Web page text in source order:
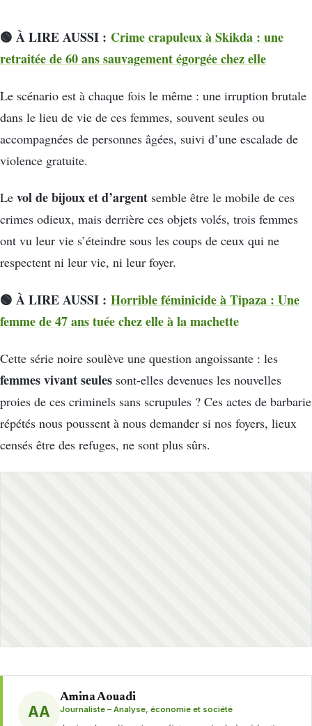
🟢 À LIRE AUSSI : Crime crapuleux à Skikda : une
retraitée de 60 ans sauvagement égorgée chez elle
Le scénario est à chaque fois le même : une irruption brutale
dans le lieu de vie de ces femmes, souvent seules ou
accompagnées de personnes âgées, suivi d’une escalade de
violence gratuite.
Le vol de bijoux et d’argent semble être le mobile de ces
crimes odieux, mais derrière ces objets volés, trois femmes
ont vu leur vie s’éteindre sous les coups de ceux qui ne
respectent ni leur vie, ni leur foyer.
🟢 À LIRE AUSSI : Horrible féminicide à Tipaza : Une
femme de 47 ans tuée chez elle à la machette
Cette série noire soulève une question angoissante : les
femmes vivant seules sont-elles devenues les nouvelles
proies de ces criminels sans scrupules ? Ces actes de barbarie
répétés nous poussent à nous demander si nos foyers, lieux
censés être des refuges, ne sont plus sûrs.
AA
Amina Aouadi
Journaliste – Analyse, économie et société